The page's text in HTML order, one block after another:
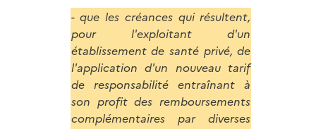
- que les créances qui résultent,
pour l'exploitant d'un
établissement de santé privé, de
l'application d'un nouveau tarif
de responsabilité entraînant à
son profit des remboursements
complémentaires par diverses